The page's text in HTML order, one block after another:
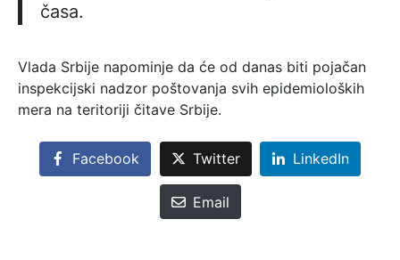
časa.
Vlada Srbije napominje da će od danas biti pojačan
inspekcijski nadzor poštovanja svih epidemioloških
mera na teritoriji čitave Srbije.
Facebook Twitter LinkedIn
Email